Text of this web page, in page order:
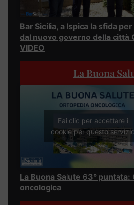
Bar Sicilia, a Ispica la sfida
dal nuovo governo della città
VIDEO
La Buona
Fai clic per accettare i
cookie per questo servizio
La Buona Salute 63° puntata:
oncologica